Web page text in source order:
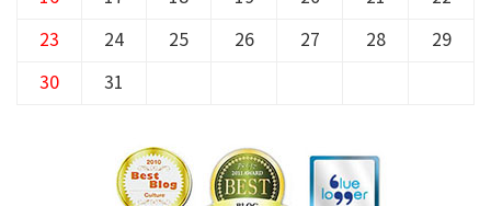
23 24 25 26 27 28 29
30 31